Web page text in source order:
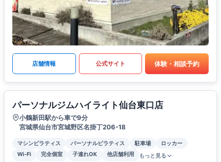
店舗情報 公式サイト 体験・相談予約
パーソナルジムハイライト仙台東口店
小鶴新田駅から車で9分
宮城県仙台市宮城野区名掛丁206-18
マシンピラティス パーソナルピラティス 駐車場
ロッカー
Wi-Fi
完全個室 子連れOK 他店舗利用 もっと見る